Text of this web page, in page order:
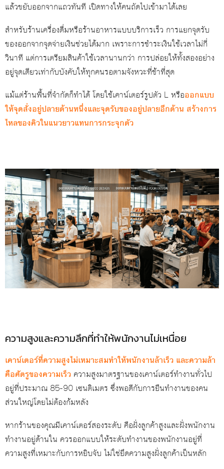
แล้วขยับออกจากแถวทันที เปิดทางให้คนถัดไปเข้ามาได้เลย
สำหรับร้านเครื่องดื่มหรือร้านอาหารแบบบริการเร็ว การแยกจุดรับ
ของออกจากจุดจ่ายเงินช่วยได้มาก เพราะการชำระเงินใช้เวลาไม่กี่
วินาที แต่การเตรียมสินค้าใช้เวลานานกว่า การปล่อยให้ทั้งสองอย่าง
อยู่จุดเดียวเท่ากับบังคับให้ทุกคนรอตามจังหวะที่ช้าที่สุด
แม้แต่ร้านพื้นที่จำกัดก็ทำได้ โดยใช้เคาน์เตอร์รูปตัว L หรือออกแบบ
ให้จุดสั่งอยู่ปลายด้านหนึ่งและจุดรับของอยู่ปลายอีกด้าน สร้างการ
ไหลของคิวในแนวยาวแทนการกระจุกตัว
ความสูงและความลึกที่ทำให้พนักงานไม่เหนื่อย
เคาน์เตอร์ที่ความสูงไม่เหมาะสมทำให้พนักงานล้าเร็ว และความล้า
คือศัตรูของความเร็ว ความสูงมาตรฐานของเคาน์เตอร์ทำงานทั่วไป
อยู่ที่ประมาณ 85-90 เซนติเมตร ซึ่งพอดีกับการยืนทำงานของคน
ส่วนใหญ่โดยไม่ต้องก้มหลัง
หากร้านของคุณมีเคาน์เตอร์สองระดับ คือฝั่งลูกค้าสูงและฝั่งพนักงาน
ทำงานอยู่ด้านใน ควรออกแบบให้ระดับทำงานของพนักงานอยู่ที่
ความสูงที่เหมาะกับการหยิบจับ ไม่ใช่ยึดความสูงฝั่งลูกค้าเป็นหลัก